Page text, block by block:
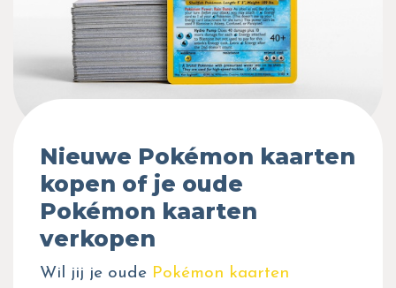
Nieuwe Pokémon kaarten
kopen of je oude
Pokémon kaarten
verkopen
Wil jij je oude Pokémon kaarten